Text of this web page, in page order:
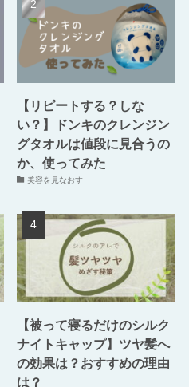
【リピートする？しな
い？】ドンキのクレンジン
グタオルは値段に見合うの
か、使ってみた
美容を見なおす
【被って寝るだけのシルク
ナイトキャップ】ツヤ髪へ
の効果は？おすすめの理由
は？